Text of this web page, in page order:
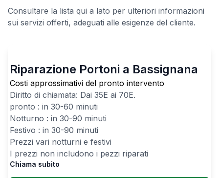
Consultare la lista qui a lato per ulteriori informazioni
sui servizi offerti, adeguati alle esigenze del cliente.
Riparazione Portoni a Bassignana
Costi approssimativi del pronto intervento
Diritto di chiamata: Dai 35E ai 70E.
pronto : in 30-60 minuti
Notturno : in 30-90 minuti
Festivo : in 30-90 minuti
Prezzi vari notturni e festivi
I prezzi non includono i pezzi riparati
Chiama subito